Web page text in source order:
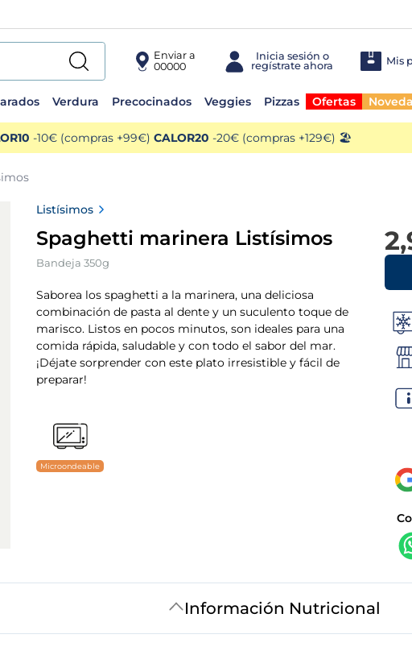
Enviar a
00000
Mis
Verdura Precocinados Veggies Pizzas Ofertas
-10€ (compras +99€) CALOR20 -20€ (compras +129€) 🏖️
Listísimos
Spaghetti marinera Listísimos
Bandeja 350g
Saborea los spaghetti a la marinera, una deliciosa
combinación de pasta al dente y un suculento toque de
marisco. Listos en pocos minutos, son ideales para una
comida rápida, saludable y con todo el sabor del mar.
¡Déjate sorprender con este plato irresistible y fácil de
preparar!
Microondeable
Información Nutricional